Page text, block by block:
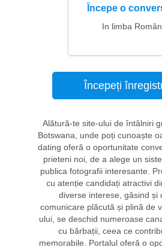
Începe o
In limba
Începeți
Alătură-te site-ului de întâlniri
Botswana, unde poți cunoaște
dating oferă o oportunitate
prieteni noi, de a alege un
publica fotografii interesante.
cu atenție candidați atractivi
diverse interese, găsind și
comunicare plăcută și plină de
ului, se deschid numeroase
cu bărbații, ceea ce
memorabile. Portalul oferă o